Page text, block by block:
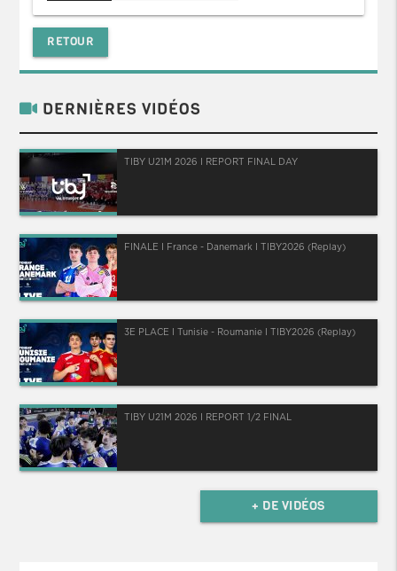
RETOUR
DERNIÈRES VIDÉOS
TIBY U21M 2026 I REPORT FINAL DAY
FINALE I France - Danemark I TIBY2026 (Replay)
3E PLACE I Tunisie - Roumanie I TIBY2026 (Replay)
TIBY U21M 2026 I REPORT 1/2 FINAL
+ DE VIDÉOS